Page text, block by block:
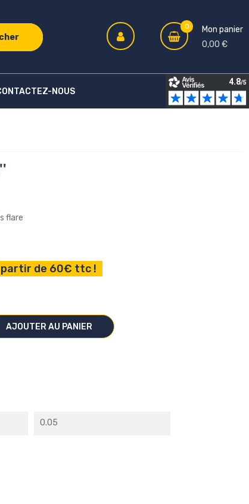
0
Mon panier
0,00 €
NOUS
flare
de 60€ ttc !
AJOUTER AU PANIER
0.05